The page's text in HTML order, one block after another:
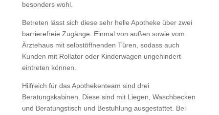
besonders wohl.
Betreten lässt sich diese sehr helle Apotheke über zwei
barrierefreie Zugänge. Einmal von außen sowie vom
Ärztehaus mit selbstöffnenden Türen, sodass auch
Kunden mit Rollator oder Kinderwagen ungehindert
eintreten können.
Hilfreich für das Apothekenteam sind drei
Beratungskabinen. Diese sind mit Liegen, Waschbecken
und Beratungstisch und Bestuhlung ausgestattet. Bei